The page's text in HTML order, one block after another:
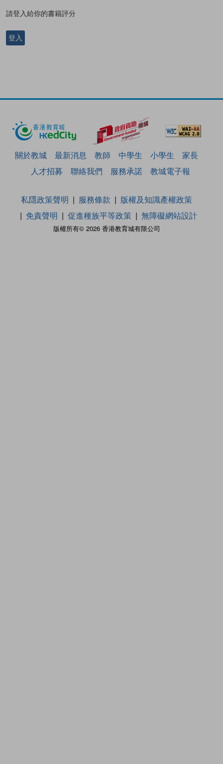
請登入給你的書籍評分
登入
關於教城 最新消息 教師 中學生 小學生
家長
人才招募
聯絡我們 服務承諾 教城電子報
版權所有© 2026 香港教育城有限公司
私隱政策聲明 服務條款
版權及知識產權政策
免責聲明
促進種族平等政策 無障礙網站設計